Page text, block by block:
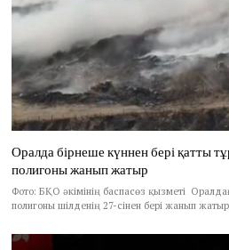
Оралда бірнеше күннен бері қатты
полигоны жанып жатыр
Фото: БҚО әкімінің баспасөз қызметі
полигоны шілденің 27-сінен бері жанып